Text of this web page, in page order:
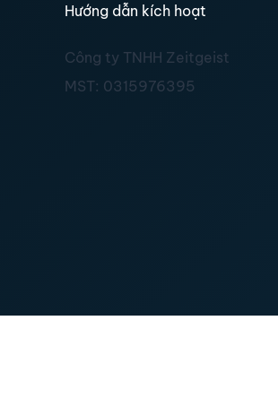
Hướng dẫn kích hoạt
Công ty TNHH Zeitgeist
MST: 0315976395